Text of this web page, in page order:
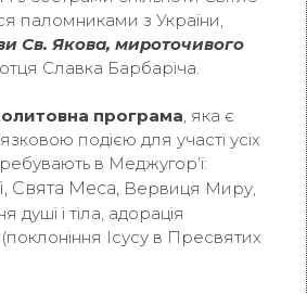
паломниками з України,
Св. Якова, мироточивого
Славка Барбаріча.
програма, яка є
подією для участі усіх
в Меджугор’ї:
Свята Меса, Вервиця Миру,
душі і тіла, адорація
Ісусу в Пресвятих